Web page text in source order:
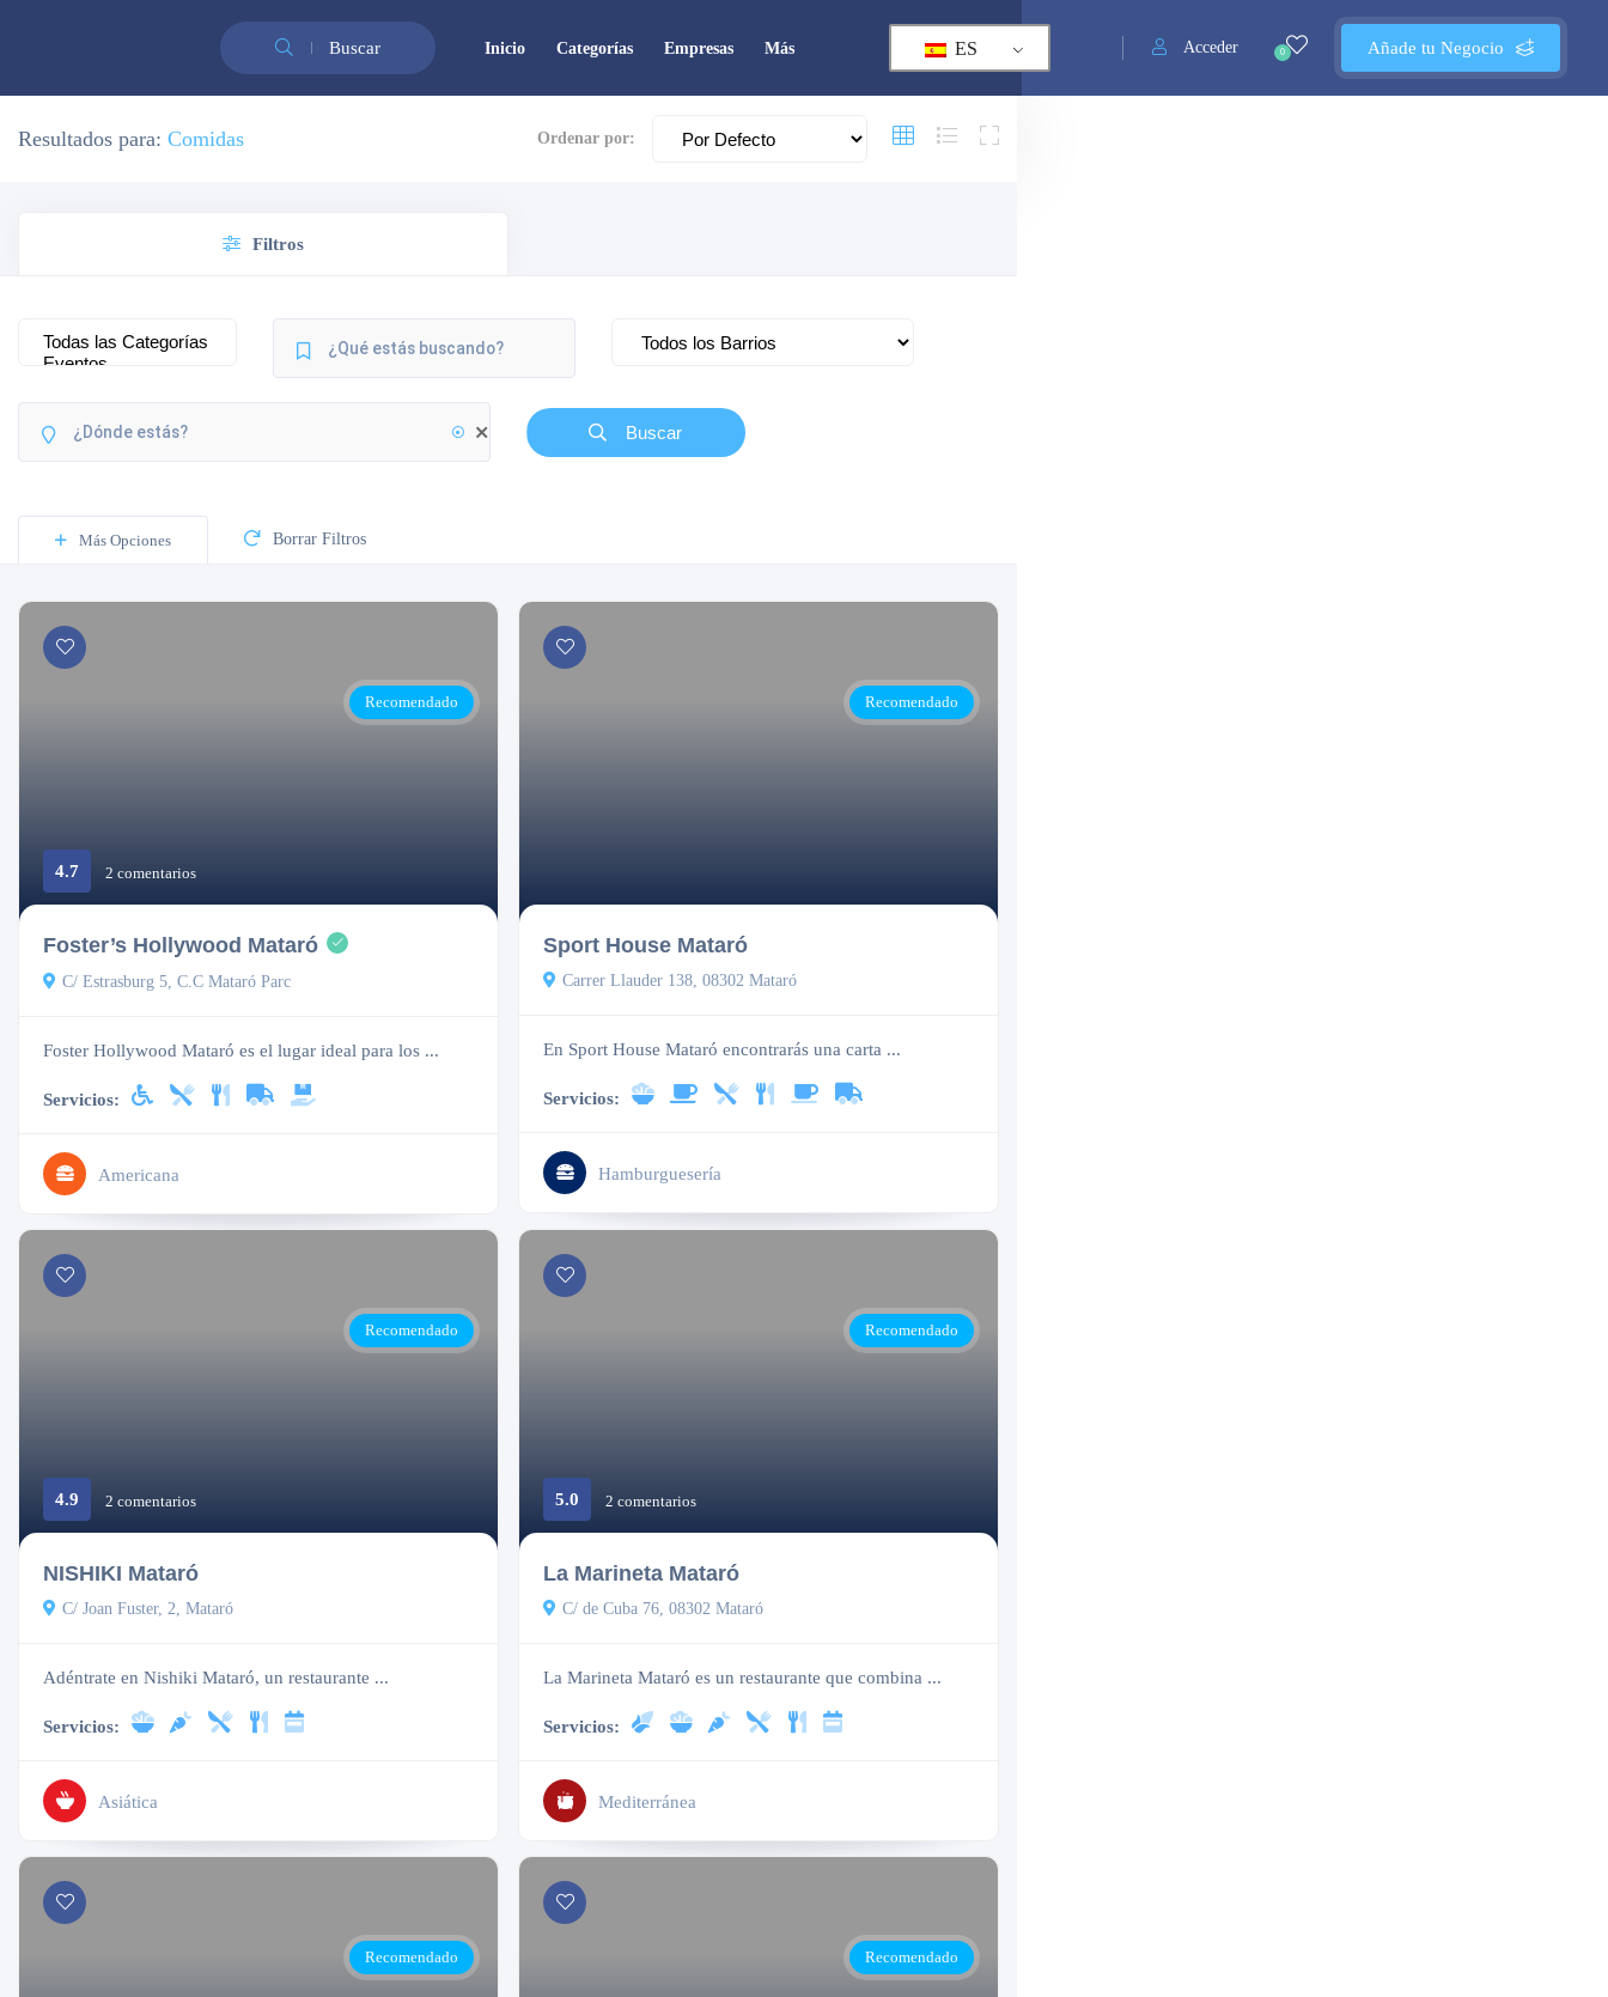
Buscar Añade tu Negocio
0
Acceder
ES
Inicio Categorías Empresas Más
Resultados para: Comidas Ordenar por:
Filtros
Buscar
Más Opciones Borrar Filtros
Recomendado
4.7 2 comentarios
Foster’s Hollywood Mataró
C/ Estrasburg 5, C.C Mataró Parc
Foster Hollywood Mataró es el lugar ideal para los ...
Servicios:
Americana
Recomendado
Sport House Mataró
Carrer Llauder 138, 08302 Mataró
En Sport House Mataró encontrarás una carta ...
Servicios:
Hamburguesería
Recomendado
4.9 2 comentarios
NISHIKI Mataró
C/ Joan Fuster, 2, Mataró
Adéntrate en Nishiki Mataró, un restaurante ...
Servicios:
Asiática
Recomendado
5.0 2 comentarios
La Marineta Mataró
C/ de Cuba 76, 08302 Mataró
La Marineta Mataró es un restaurante que combina ...
Servicios:
Mediterránea
Recomendado Recomendado